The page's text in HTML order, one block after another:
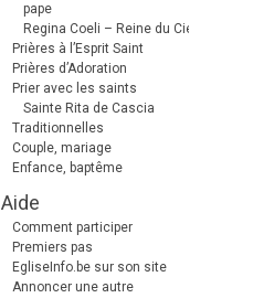
pape
Regina Coeli – Reine du Ciel
Prières à l’Esprit Saint
Prières d’Adoration
Prier avec les saints
Sainte Rita de Cascia
Traditionnelles
Couple, mariage
Enfance, baptême
Aide
Comment participer
Premiers pas
EgliseInfo.be sur son site
Annoncer une autre